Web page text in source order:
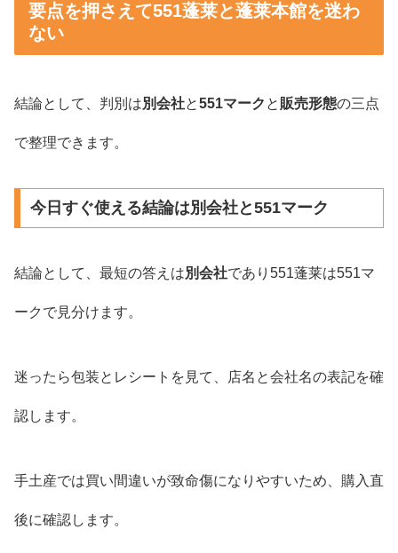
要点を押さえて551蓬莱と蓬莱本館を迷わ
ない
結論として、判別は別会社と551マーク と 販売形態の三点
で整理できます。
今日すぐ使える結論は別会社と551マーク
結論として、最短の答えは別会社であり551蓬莱は551マ
ークで見分けます。
迷ったら包装とレシートを見て、店名と会社名の表記を確
認します。
手土産では買い間違いが致命傷になりやすいため、購入直
後に確認します。